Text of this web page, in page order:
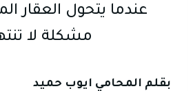
عندما يتحول العقار
مشكلة لا
بقلم المحامي ايوب حميد